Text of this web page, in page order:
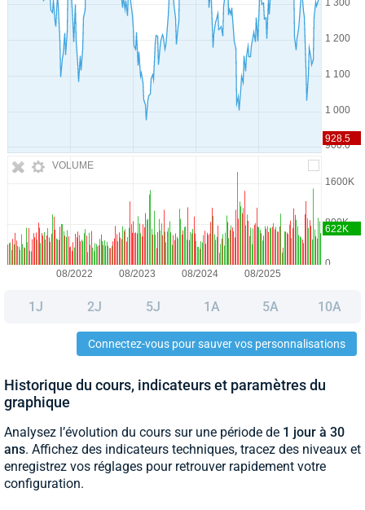
VOLUME
1J 2J 5J 1A 5A 10A
Connectez-vous pour sauver vos personnalisations
Historique du cours, indicateurs et paramètres du
graphique
Analysez l’évolution du cours sur une période de 1 jour à 30
ans. Affichez des indicateurs techniques, tracez des niveaux et
enregistrez vos réglages pour retrouver rapidement votre
configuration.